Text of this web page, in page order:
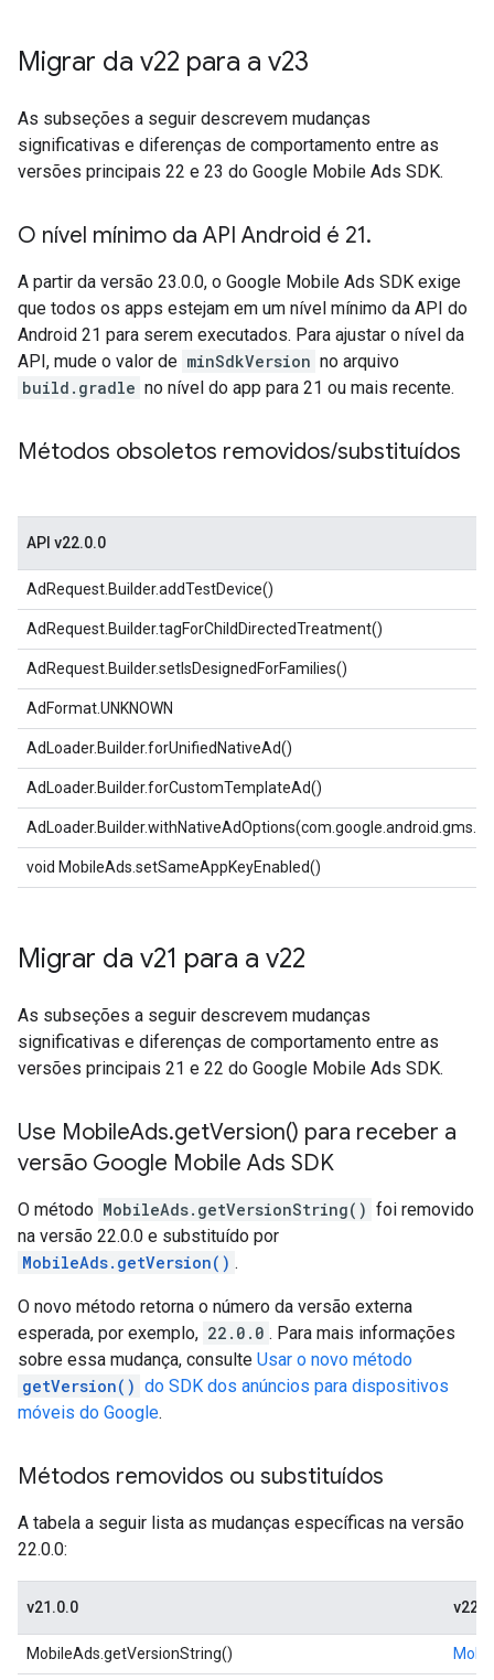
Migrar da v22 para a v23
As subseções a seguir descrevem mudanças
significativas e diferenças de comportamento entre as
versões principais 22 e 23 do Google Mobile Ads SDK.
O nível mínimo da API Android é 21.
A partir da versão 23.0.0, o Google Mobile Ads SDK exige
que todos os apps estejam em um nível mínimo da API do
Android 21 para serem executados. Para ajustar o nível da
API, mude o valor de minSdkVersion no arquivo
build.gradle no nível do app para 21 ou mais recente.
Métodos obsoletos removidos/substituídos
API v22.0.0
AdRequest.Builder.addTestDevice()
AdRequest.Builder.tagForChildDirectedTreatment()
AdRequest.Builder.setIsDesignedForFamilies()
AdFormat.UNKNOWN
AdLoader.Builder.forUnifiedNativeAd()
AdLoader.Builder.forCustomTemplateAd()
void MobileAds.setSameAppKeyEnabled()
Migrar da v21 para a v22
As subseções a seguir descrevem mudanças
significativas e diferenças de comportamento entre as
versões principais 21 e 22 do Google Mobile Ads SDK.
Use MobileAds.getVersion() para receber a
versão Google Mobile Ads SDK
O método MobileAds.getVersionString() foi removido
na versão 22.0.0 e substituído por
MobileAds.getVersion() .
O novo método retorna o número da versão externa
esperada, por exemplo, 22.0.0 . Para mais informações
sobre essa mudança, consulte Usar o novo método
getVersion() do SDK dos anúncios para dispositivos
móveis do Google.
Métodos removidos ou substituídos
A tabela a seguir lista as mudanças específicas na versão
22.0.0:
v21.0.0
MobileAds.getVersionString()